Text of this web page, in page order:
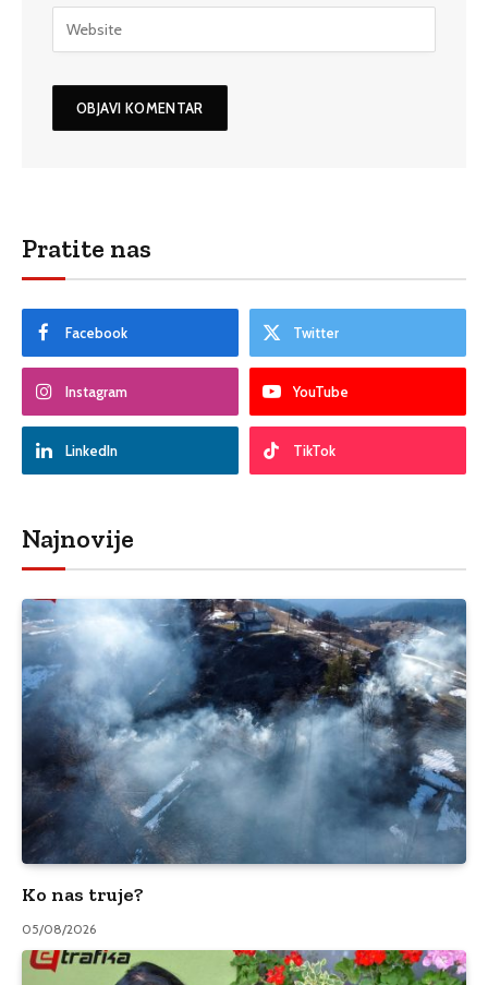
Pratite nas
Facebook Twitter
Instagram YouTube
LinkedIn TikTok
Najnovije
Ko nas truje?
05/08/2026